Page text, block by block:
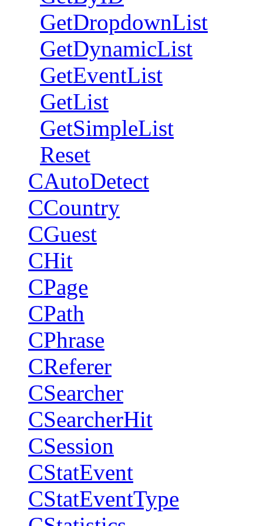
GetDropdownList
GetDynamicList
GetEventList
GetList
GetSimpleList
Reset
CAutoDetect
CCountry
CGuest
CHit
CPage
CPath
CPhrase
CReferer
CSearcher
CSearcherHit
CSession
CStatEvent
CStatEventType